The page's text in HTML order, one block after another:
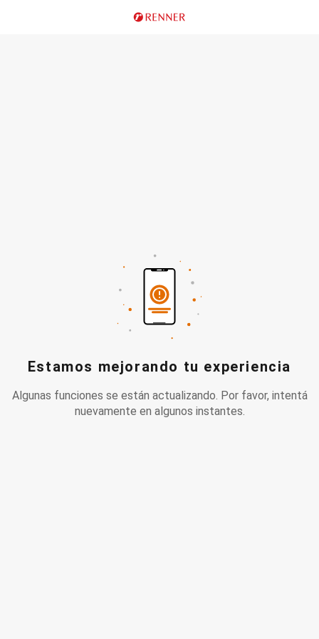
Estamos mejorando tu experiencia
Algunas funciones se están actualizando. Por favor, intentá
nuevamente en algunos instantes.